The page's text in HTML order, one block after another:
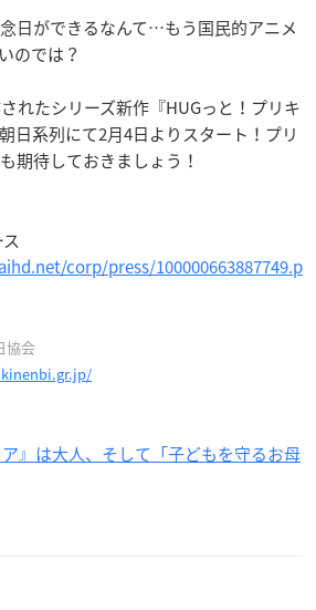
日ができるなんて…もう国民的アニメ
のでは？
れたシリーズ新作『HUGっと！プリキ
日系列にて2月4日よりスタート！プリ
期待しておきましょう！
corp/press/100000663887749.p
協会
ア』は大人、そして「子どもを守るお母